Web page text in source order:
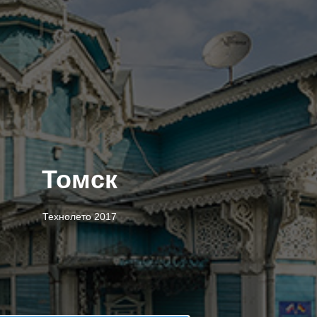
Томск
Технолето 2017